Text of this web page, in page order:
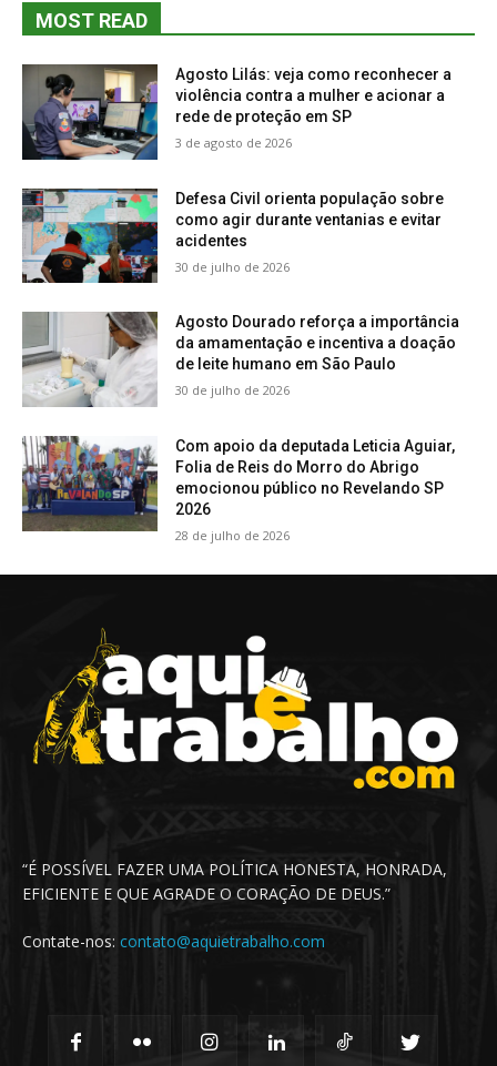
MOST READ
Agosto Lilás: veja como reconhecer a
violência contra a mulher e acionar a
rede de proteção em SP
3 de agosto de 2026
Defesa Civil orienta população sobre
como agir durante ventanias e evitar
acidentes
30 de julho de 2026
Agosto Dourado reforça a importância
da amamentação e incentiva a doação
de leite humano em São Paulo
30 de julho de 2026
Com apoio da deputada Leticia Aguiar,
Folia de Reis do Morro do Abrigo
emocionou público no Revelando SP
2026
28 de julho de 2026
“É POSSÍVEL FAZER UMA POLÍTICA HONESTA, HONRADA,
EFICIENTE E QUE AGRADE O CORAÇÃO DE DEUS.”
Contate-nos: contato@aquietrabalho.com